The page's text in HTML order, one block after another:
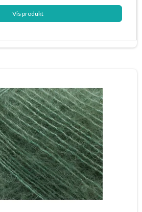
Vis produkt